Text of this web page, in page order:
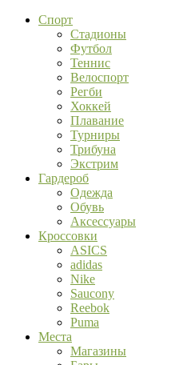
Спорт
Стадионы
Футбол
Теннис
Велоспорт
Регби
Хоккей
Плавание
Турниры
Трибуна
Экстрим
Гардероб
Одежда
Обувь
Аксессуары
Кроссовки
ASICS
adidas
Nike
Saucony
Reebok
Puma
Места
Магазины